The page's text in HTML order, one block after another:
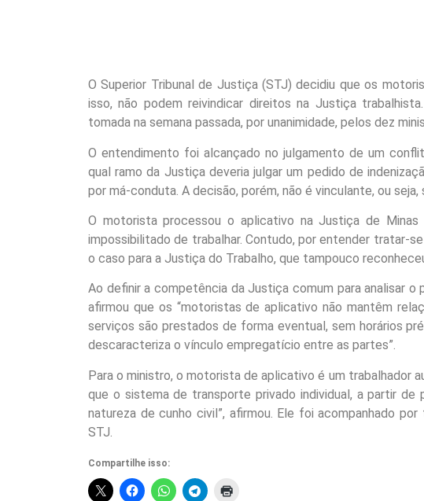
O Superior Tribunal de Justiça (STJ) decidiu que os
isso, não podem reivindicar direitos na Justiça
tomada na semana passada, por unanimidade, pelos dez
O entendimento foi alcançado no julgamento de um
qual ramo da Justiça deveria julgar um pedido de
por má-conduta. A decisão, porém, não é vinculante, ou
O motorista processou o aplicativo na Justiça de Minas
impossibilitado de trabalhar. Contudo, por entender tratar-
o caso para a Justiça do Trabalho, que tampouco
Ao definir a competência da Justiça comum para analisar o
afirmou que os “motoristas de aplicativo não mantêm
serviços são prestados de forma eventual, sem horários
descaracteriza o vínculo empregatício entre as partes”.
Para o ministro, o motorista de aplicativo é um trabalhador
que o sistema de transporte privado individual, a partir
natureza de cunho civil”, afirmou. Ele foi acompanhado
STJ.
Compartilhe isso: